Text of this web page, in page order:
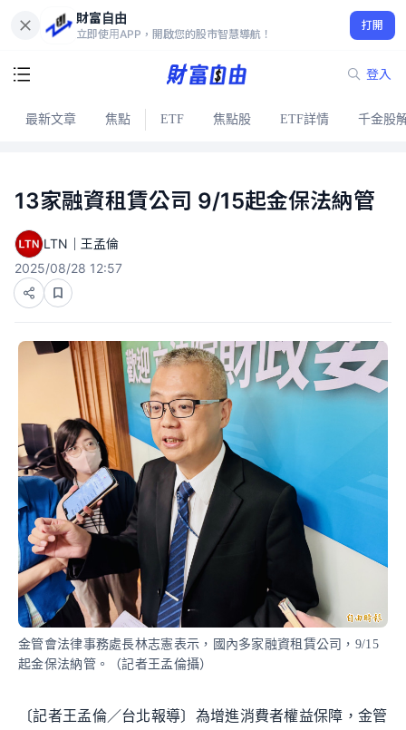
財富自由
立即使用APP，開啟您的股市智慧導航！
打開
登入
最新文章 焦點 ETF 焦點股 ETF詳情 千金股
13家融資租賃公司 9/15起金保法納管
LTN｜王孟倫
2025/08/28 12:57
金管會法律事務處長林志憲表示，國內多家融資租賃公司，9/15
起金保法納管。（記者王孟倫攝）
〔記者王孟倫／台北報導〕為增進消費者權益保障，金管